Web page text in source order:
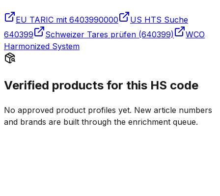
EU TARIC mit 6403990000
US HTS Suche
640399
Schweizer Tares prüfen (640399)
WCO
Harmonized System
Verified products for this HS code
No approved product profiles yet. New article numbers
and brands are built through the enrichment queue.